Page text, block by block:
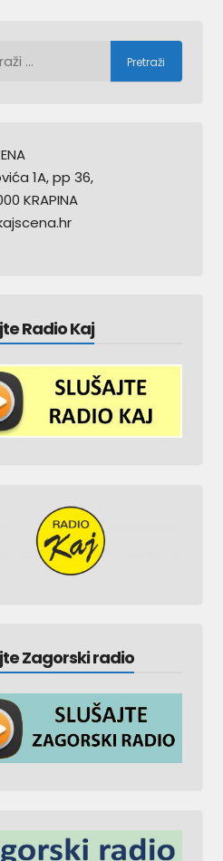
1A, pp 36,
KRAPINA
Radio Kaj
Zagorski radio